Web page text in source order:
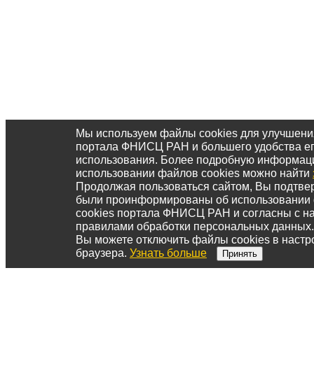
Мы используем файлы cookies для
портала ФНИСЦ РАН и большего удобства
использования. Более подробную
использовании файлов cookies можно найти
Продолжая пользоваться сайтом, Вы
были проинформированы об
cookies портала ФНИСЦ РАН и согласны с
правилами обработки персональных данных.
Вы можете отключить файлы cookies в
браузера. Узнать больше Принять